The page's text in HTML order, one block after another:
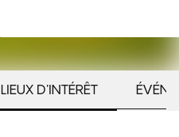
LIEUX D'INTÉRÊT